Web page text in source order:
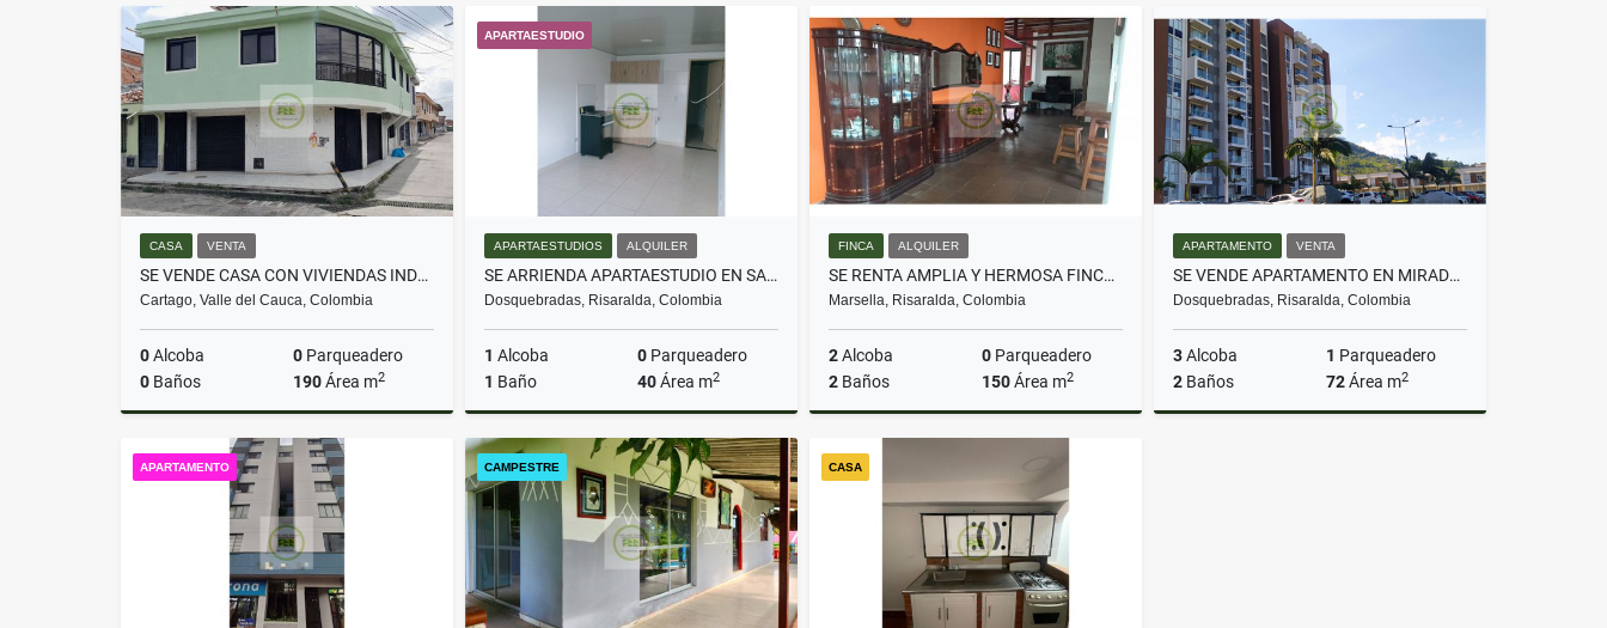
Venta
$500.000.000 $470.000.000
Alquiler
$1.000.000
Alquiler
$9.000.000
CASA VENTA
SE VENDE CASA CON VIVIENDAS INDEPENDIENTES EN CARTAGO
Cartago, Valle del Cauca, Colombia
0Alcoba 0 Parqueadero
0 Baños 190Área m2
$350.000.000
APARTAESTUDIO
APARTAESTUDIOS ALQUILER
SE ARRIENDA APARTAESTUDIO EN SANTA ISABEL
Dosquebradas, Risaralda, Colombia
1 Alcoba 0 Parqueadero
1 Baño 40Área m2
Alquiler
$700.000
FINCA ALQUILER
SE RENTA AMPLIA Y HERMOSA FINCA AMOBLADA MARSELLA
Marsella, Risaralda, Colombia
2Alcoba 0 Parqueadero
2 Baños 150Área m2
APARTAMENTO VENTA
SE VENDE APARTAMENTO EN MIRADOR DE VILLAVENTO
Dosquebradas, Risaralda, Colombia
3Alcoba 1 Parqueadero
2 Baños 72Área m2
APARTAMENTO CAMPESTRE CASA